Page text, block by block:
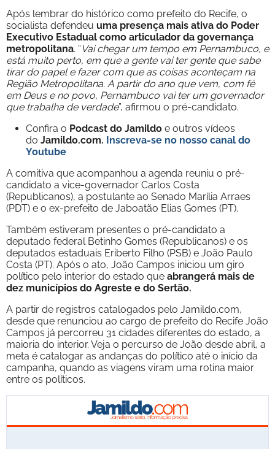
Após lembrar do histórico como prefeito do Recife, o
socialista defendeu uma presença mais ativa do Poder
Executivo Estadual como articulador da governança
metropolitana. “ Vai chegar um tempo em Pernambuco, e
está muito perto, em que a gente vai ter gente que sabe
tirar do papel e fazer com que as coisas aconteçam na
Região Metropolitana. A partir do ano que vem, com fé
em Deus e no povo, Pernambuco vai ter um governador
que trabalha de verdade”, afirmou o pré-candidato.
Confira o Podcast do Jamildo e outros vídeos
do Jamildo.com. Inscreva-se no nosso canal do
Youtube
A comitiva que acompanhou a agenda reuniu o pré-
candidato a vice-governador Carlos Costa
(Republicanos), a postulante ao Senado Marília Arraes
(PDT) e o ex-prefeito de Jaboatão Elias Gomes (PT).
Também estiveram presentes o pré-candidato a
deputado federal Betinho Gomes (Republicanos) e os
deputados estaduais Eriberto Filho (PSB) e João Paulo
Costa (PT). Após o ato, João Campos iniciou um giro
político pelo interior do estado que abrangerá mais de
dez municípios do Agreste e do Sertão.
A partir de registros catalogados pelo Jamildo.com,
desde que renunciou ao cargo de prefeito do Recife João
Campos já percorreu 31 cidades diferentes do estado, a
maioria do interior. Veja o percurso de João desde abril, a
meta é catalogar as andanças do político até o início da
campanha, quando as viagens viram uma rotina maior
entre os políticos.